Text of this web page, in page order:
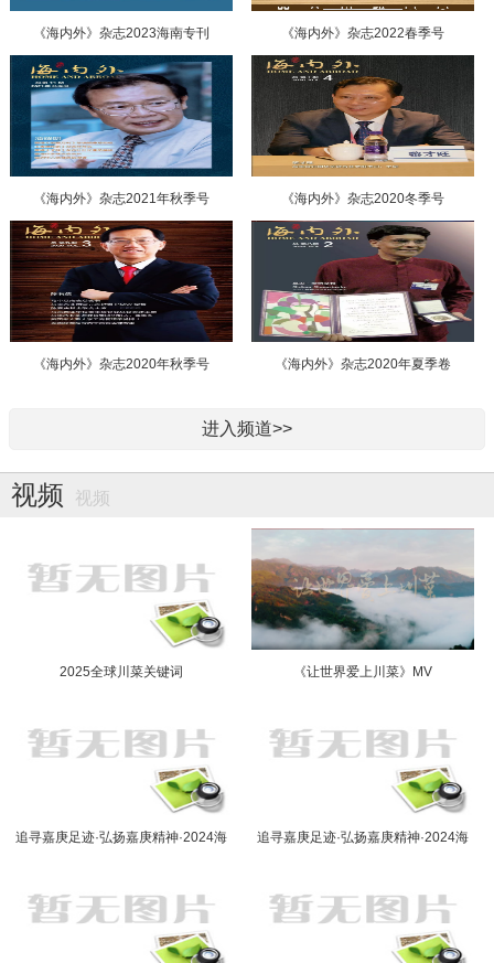
《海内外》杂志2023海南专刊 《海内外》杂志2022春季号
《海内外》杂志2021年秋季号 《海内外》杂志2020冬季号
《海内外》杂志2020年秋季号 《海内外》杂志2020年夏季卷
进入频道>>
视频 视频
2025全球川菜关键词 《让世界爱上川菜》MV
追寻嘉庚足迹·弘扬嘉庚精神·2024海
追寻嘉庚足迹·弘扬嘉庚精神·2024海